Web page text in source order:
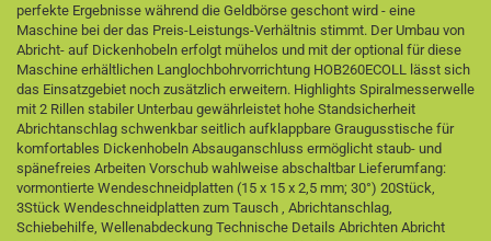
perfekte Ergebnisse während die Geldbörse geschont wird - eine
Maschine bei der das Preis-Leistungs-Verhältnis stimmt. Der Umbau von
Abricht- auf Dickenhobeln erfolgt mühelos und mit der optional für diese
Maschine erhältlichen Langlochbohrvorrichtung HOB260ECOLL lässt sich
das Einsatzgebiet noch zusätzlich erweitern. Highlights Spiralmesserwelle
mit 2 Rillen stabiler Unterbau gewährleistet hohe Standsicherheit
Abrichtanschlag schwenkbar seitlich aufklappbare Graugusstische für
komfortables Dickenhobeln Absauganschluss ermöglicht staub- und
spänefreies Arbeiten Vorschub wahlweise abschaltbar Lieferumfang:
vormontierte Wendeschneidplatten (15 x 15 x 2,5 mm; 30°) 20Stück,
3Stück Wendeschneidplatten zum Tausch , Abrichtanschlag,
Schiebehilfe, Wellenabdeckung Technische Details Abrichten Abricht